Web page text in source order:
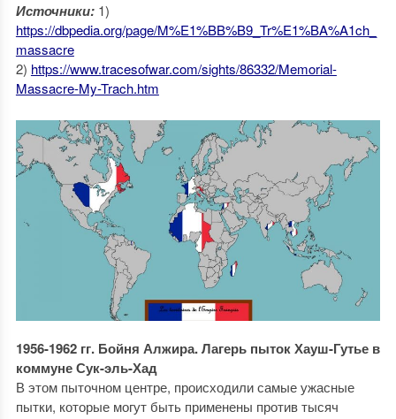
Источники:1)
https://dbpedia.org/page/M%E1%BB%B9_Tr%E1%BA%A1ch_
massacre
2) https://www.tracesofwar.com/sights/86332/Memorial-
Massacre-My-Trach.htm
1956-1962 гг. Бойня Алжира. Лагерь пыток Хауш-Гутье в
коммуне Сук-эль-Хад
В этом пыточном центре, происходили самые ужасные
пытки, которые могут быть применены против тысяч